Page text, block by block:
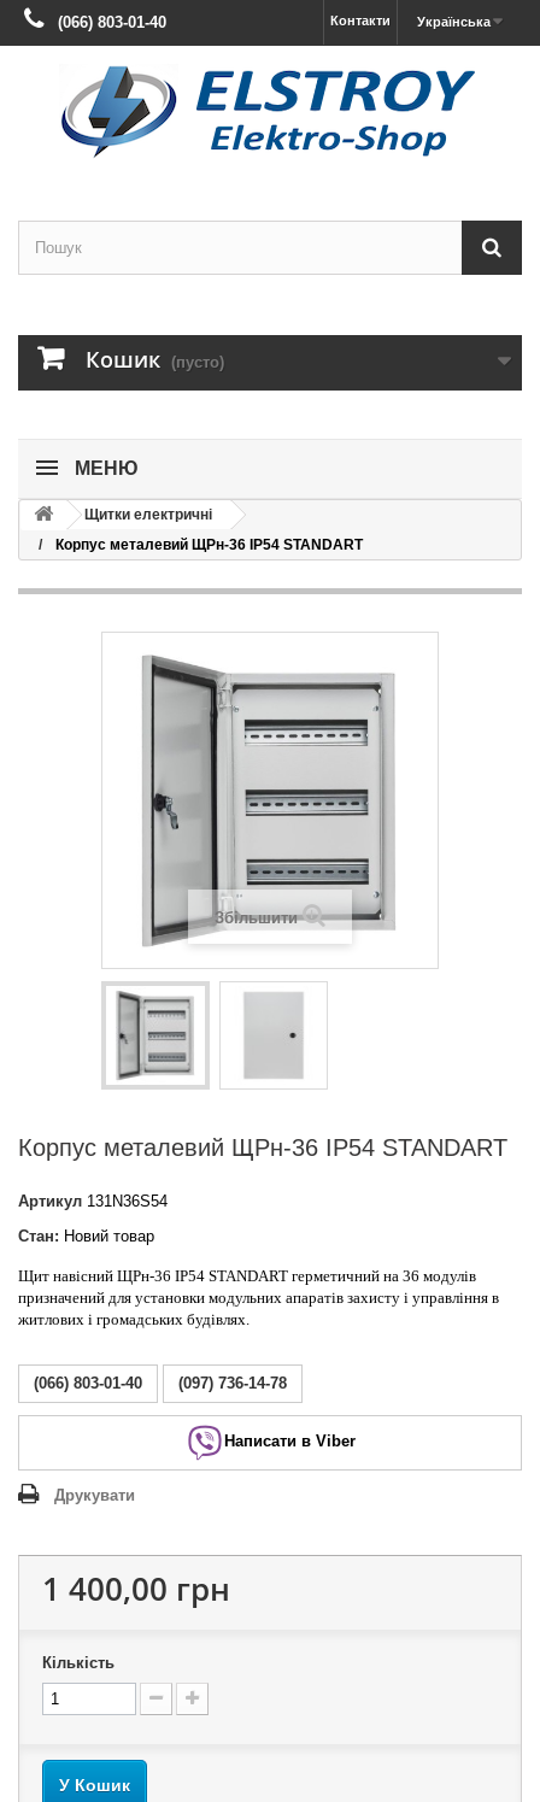
Українська
Контакти
(066) 803-01-40
Кошик (пусто)
МЕНЮ
Щитки електричні
Корпус металевий ЩРн-36 IP54 STANDART
Збільшити
Корпус металевий ЩРн-36 IP54 STANDART
Артикул 131N36S54
Стан: Новий товар
Щит навісний ЩРн-36 IP54 STANDART герметичний на 36 модулів
призначений для установки модульних апаратів захисту і управління в
житлових і громадських будівлях.
(066) 803-01-40 (097) 736-14-78
Написати в Viber
Друкувати
1 400,00 грн
Кількість
У Кошик